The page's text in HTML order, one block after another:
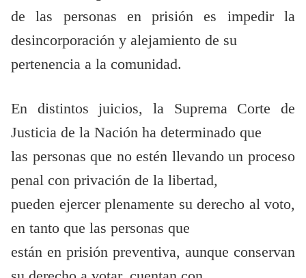
de las personas en prisión es impedir la
desincorporación y alejamiento de su
pertenencia a la comunidad.
En distintos juicios, la Suprema Corte de
Justicia de la Nación ha determinado que
las personas que no estén llevando un proceso
penal con privación de la libertad,
pueden ejercer plenamente su derecho al voto,
en tanto que las personas que
están en prisión preventiva, aunque conservan